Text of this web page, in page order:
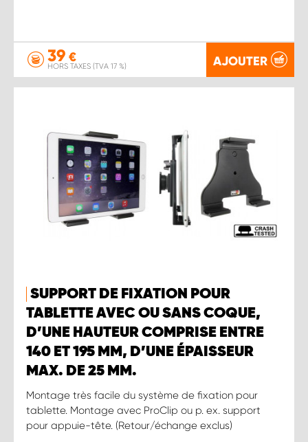
39 €
HORS TAXES (TVA 17 %) AJOUTER
SUPPORT DE FIXATION POUR
TABLETTE AVEC OU SANS COQUE,
D’UNE HAUTEUR COMPRISE ENTRE
140 ET 195 MM, D’UNE ÉPAISSEUR
MAX. DE 25 MM.
Montage très facile du système de fixation pour
tablette. Montage avec ProClip ou p. ex. support
pour appuie-tête. (Retour/échange exclus)